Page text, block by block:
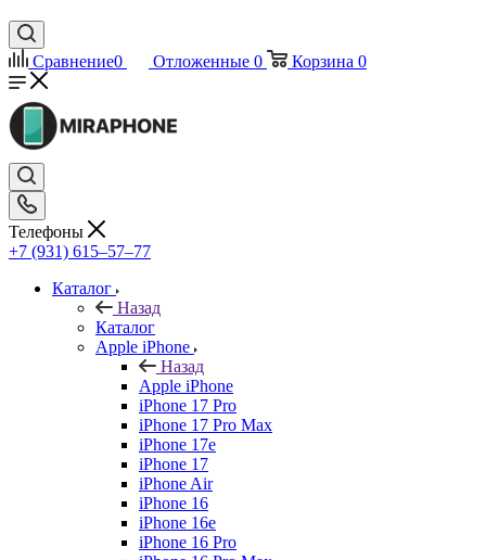
Сравнение0 Отложенные 0 Корзина 0
Телефоны
+7 (931) 615‒57‒77
Каталог
Назад
Каталог
Apple iPhone
Назад
Apple iPhone
iPhone 17 Pro
iPhone 17 Pro Max
iPhone 17e
iPhone 17
iPhone Air
iPhone 16
iPhone 16e
iPhone 16 Pro